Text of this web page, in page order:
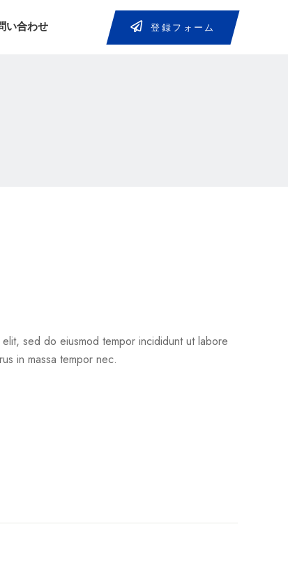
い合わせ 登録フォーム
sed do eiusmod tempor incididunt ut labore
in massa tempor nec.